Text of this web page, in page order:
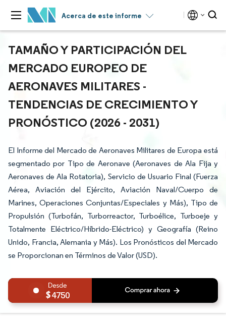
Acerca de este informe
TAMAÑO Y PARTICIPACIÓN DEL
MERCADO EUROPEO DE
AERONAVES MILITARES -
TENDENCIAS DE CRECIMIENTO Y
PRONÓSTICO (2026 - 2031)
El Informe del Mercado de Aeronaves Militares de Europa está
segmentado por Tipo de Aeronave (Aeronaves de Ala Fija y
Aeronaves de Ala Rotatoria), Servicio de Usuario Final (Fuerza
Aérea, Aviación del Ejército, Aviación Naval/Cuerpo de
Marines, Operaciones Conjuntas/Especiales y Más), Tipo de
Propulsión (Turbofán, Turborreactor, Turboélice, Turboeje y
Totalmente Eléctrico/Híbrido-Eléctrico) y Geografía (Reino
Unido, Francia, Alemania y Más). Los Pronósticos del Mercado
se Proporcionan en Términos de Valor (USD).
4750